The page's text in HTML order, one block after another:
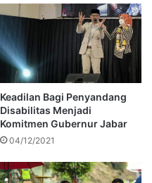
Keadilan Bagi Penyandang
Disabilitas Menjadi
Komitmen Gubernur Jabar
04/12/2021